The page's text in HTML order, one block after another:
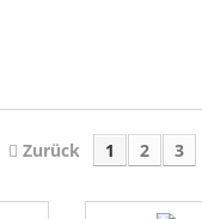
Zurück 1 2 3